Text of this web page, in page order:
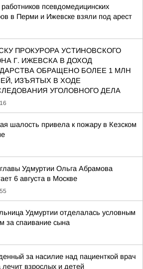
псевдомедицинских
в Перми и Ижевске взяли под арест
ПРОКУРОРА УСТИНОВСКОГО
Г. ИЖЕВСКА В ДОХОД
ОБРАЩЕНО БОЛЕЕ 1 МЛН
ИЗЪЯТЫХ В ХОДЕ
УГОЛОВНОГО ДЕЛА
шалость привела к пожару в Кезском
Удмуртии Ольга Абрамова
6 августа в Москве
Удмуртии отделалась условным
за спаивание сына
за насилие над пациенткой врач
лечит взрослых и детей